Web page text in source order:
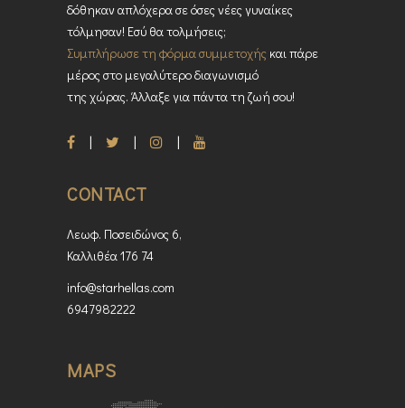
δόθηκαν απλόχερα σε όσες νέες γυναίκες
τόλμησαν! Εσύ θα τολμήσεις;
Συμπλήρωσε τη φόρμα συμμετοχής και πάρε
μέρος στο μεγαλύτερο διαγωνισμό
της χώρας. Άλλαξε για πάντα τη ζωή σου!
CONTACT
Λεωφ. Ποσειδώνος 6,
Καλλιθέα 176 74
info@starhellas.com
6947982222
MAPS